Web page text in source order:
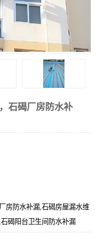
石碣厂房防水补
房防水补漏,石碣房屋漏水维
碣阳台卫生间防水补漏